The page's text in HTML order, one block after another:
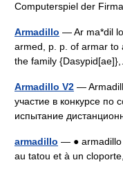
Computerspiel der
Armadillo — Ar ma*dil
armed, p. p. of armar to
the family
Armadillo V2 —
участие в конкурсе по
испытание
armadillo — ● armadillo
au tatou et à un